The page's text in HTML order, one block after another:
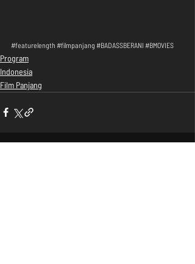
#featurelength #filmpanjang #BADASSBERANI #BMOVIES
Program
Indonesia
Film Panjang